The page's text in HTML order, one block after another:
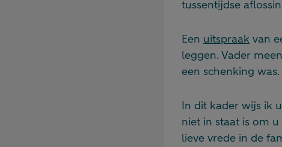
tussentijdse
Een uitspraak van
leggen. Vader
een schenking was.
In dit kader wijs ik
niet in staat is om
lieve vrede in de